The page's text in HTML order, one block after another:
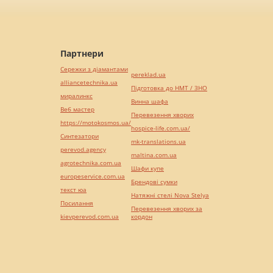
Партнери
Сережки з діамантами
alliancetechnika.ua
миралинкс
Веб мастер
https://motokosmos.ua/
Синтезатори
perevod.agency
agrotechnika.com.ua
europeservice.com.ua
текст юа
Посилання
kievperevod.com.ua
pereklad.ua
Підготовка до НМТ / ЗНО
Винна шафа
Перевезення хворих
hospice-life.com.ua/
mk-translations.ua
maltina.com.ua
Шафи купе
Брендові сумки
Натяжні стелі Nova Stelya
Перевезення хворих за
кордон